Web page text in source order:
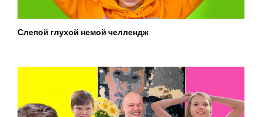
Слепой глухой немой челлендж